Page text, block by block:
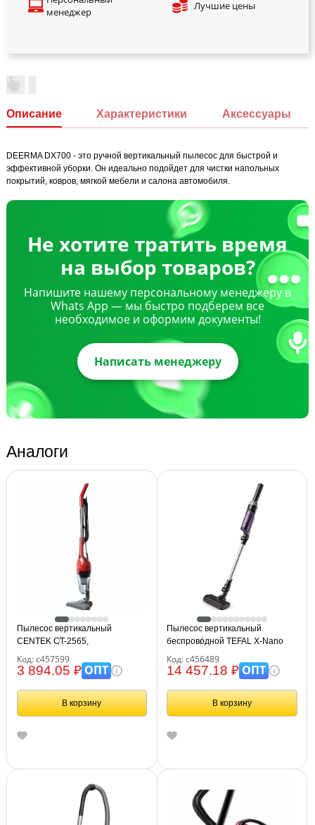
менеджер
Лучшие цены
Описание Характеристики Аксессуары
DEERMA DX700 - это ручной вертикальный пылесос для быстрой и
эффективной уборки. Он идеально подойдет для чистки напольных
покрытий, ковров, мягкой мебели и салона автомобиля.
Не хотите тратить время
на выбор товаров?
Напишите нашему персональному менеджеру в
Whats App — мы быстро подберем все
необходимое и оформим документы!
Написать менеджеру
Аналоги
Пылесос вертикальный
CENTEK CT-2565,
Вт, мощность всасывания 200
Вт, контейнер 1,2 л, красный,
CT-2565 Red
Код: с457599
3 894.05 ₽ОПТ
В корзину
Пылесос вертикальный
беспроводной TEFAL X-Nano
потребляемая мощность 500
Вт, 0,4 л, черный, 7211004800
Код: с456489
14 457.18 ₽ОПТ
В корзину